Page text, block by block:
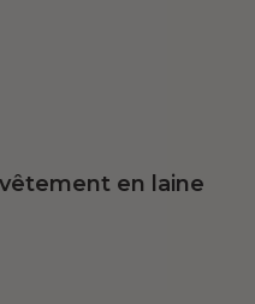
en laine